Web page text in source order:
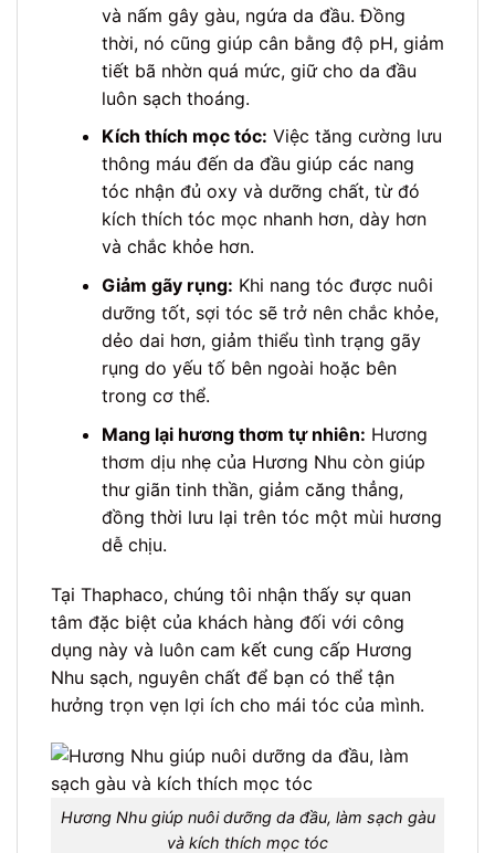
và nấm gây gàu, ngứa da đầu. Đồng
thời, nó cũng giúp cân bằng độ pH, giảm
tiết bã nhờn quá mức, giữ cho da đầu
luôn sạch thoáng.
Kích thích mọc tóc: Việc tăng cường lưu
thông máu đến da đầu giúp các nang
tóc nhận đủ oxy và dưỡng chất, từ đó
kích thích tóc mọc nhanh hơn, dày hơn
và chắc khỏe hơn.
Giảm gãy rụng: Khi nang tóc được nuôi
dưỡng tốt, sợi tóc sẽ trở nên chắc khỏe,
dẻo dai hơn, giảm thiểu tình trạng gãy
rụng do yếu tố bên ngoài hoặc bên
trong cơ thể.
Mang lại hương thơm tự nhiên: Hương
thơm dịu nhẹ của Hương Nhu còn giúp
thư giãn tinh thần, giảm căng thẳng,
đồng thời lưu lại trên tóc một mùi hương
dễ chịu.
Tại Thaphaco, chúng tôi nhận thấy sự quan
tâm đặc biệt của khách hàng đối với công
dụng này và luôn cam kết cung cấp Hương
Nhu sạch, nguyên chất để bạn có thể tận
hưởng trọn vẹn lợi ích cho mái tóc của mình.
Hương Nhu giúp nuôi dưỡng da đầu, làm sạch gàu
và kích thích mọc tóc